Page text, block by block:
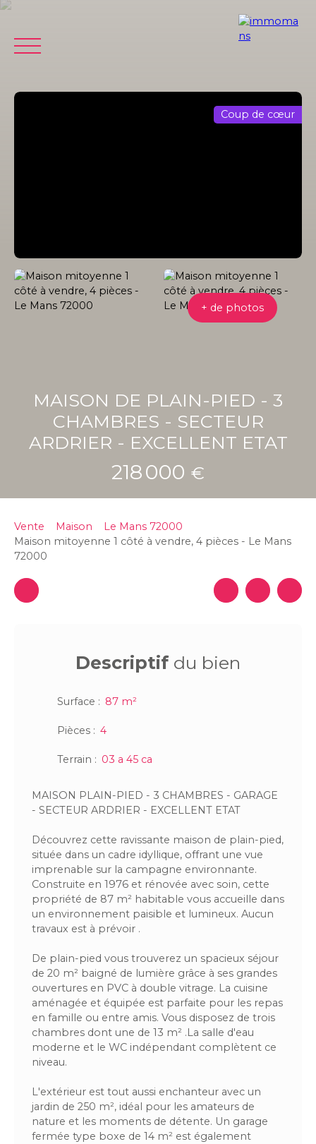
Être
rappelé
Estimation
offerte
Coup de cœur
+ de photos
MAISON DE PLAIN-PIED - 3
CHAMBRES - SECTEUR
ARDRIER - EXCELLENT ETAT
218 000 €
Vente Maison
Le Mans 72000
Maison mitoyenne 1 côté à vendre, 4 pièces - Le Mans
72000
Descriptifdu bien
Surface : 87 m²
Pièces : 4
Terrain : 03 a 45 ca
MAISON PLAIN-PIED - 3 CHAMBRES - GARAGE
- SECTEUR ARDRIER - EXCELLENT ETAT
Découvrez cette ravissante maison de plain-pied,
située dans un cadre idyllique, offrant une vue
imprenable sur la campagne environnante.
Construite en 1976 et rénovée avec soin, cette
propriété de 87 m² habitable vous accueille dans
un environnement paisible et lumineux. Aucun
travaux est à prévoir .
De plain-pied vous trouverez un spacieux séjour
de 20 m² baigné de lumière grâce à ses grandes
ouvertures en PVC à double vitrage. La cuisine
aménagée et équipée est parfaite pour les repas
en famille ou entre amis. Vous disposez de trois
chambres dont une de 13 m² .La salle d'eau
moderne et le WC indépendant complètent ce
niveau.
L'extérieur est tout aussi enchanteur avec un
jardin de 250 m², idéal pour les amateurs de
nature et les moments de détente. Un garage
fermée type boxe de 14 m² est également